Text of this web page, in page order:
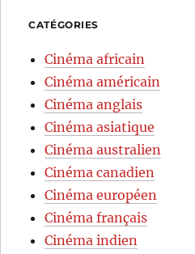
CATÉGORIES
Cinéma africain
Cinéma américain
Cinéma anglais
Cinéma asiatique
Cinéma australien
Cinéma canadien
Cinéma européen
Cinéma français
Cinéma indien